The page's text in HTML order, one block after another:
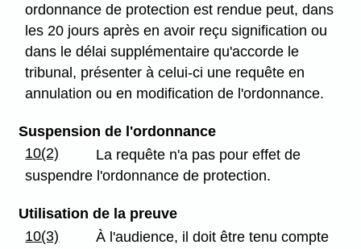
ordonnance de protection est rendue peut, dans
les 20 jours après en avoir reçu signification ou
dans le délai supplémentaire qu'accorde le
tribunal, présenter à celui-ci une requête en
annulation ou en modification de l'ordonnance.
Suspension de l'ordonnance
10(2)
La requête n'a pas pour effet de
suspendre l'ordonnance de protection.
Utilisation de la preuve
10(3)
À l'audience, il doit être tenu compte